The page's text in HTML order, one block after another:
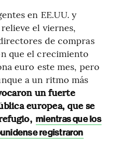
en EE.UU. y
el viernes,
de compras
que el crecimiento
euro este mes, pero
a un ritmo más
un fuerte
europea, que se
mientras que los
registraron